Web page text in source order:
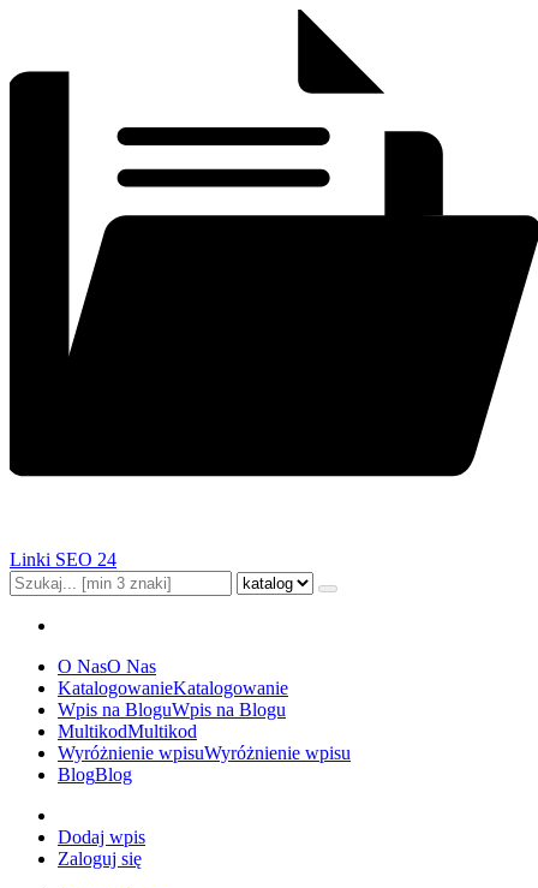
Linki SEO 24
O NasO Nas
KatalogowanieKatalogowanie
Wpis na BloguWpis na Blogu
MultikodMultikod
Wyróżnienie wpisuWyróżnienie wpisu
BlogBlog
Dodaj wpis
Zaloguj się